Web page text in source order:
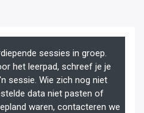
sessies in groep.
het leerpad, schreef je je
sessie. Wie zich nog niet
data niet pasten of
waren, contacteren we